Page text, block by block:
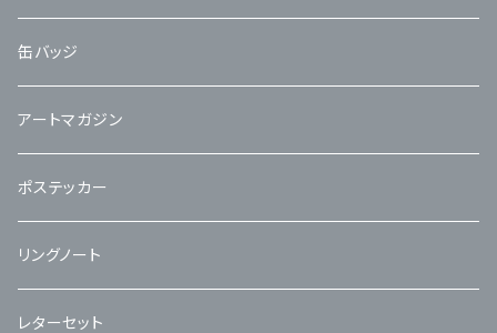
缶バッジ
アートマガジン
ポステッカー
リングノート
レターセット